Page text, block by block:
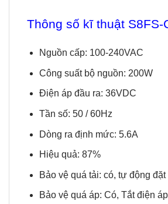
Thông số kĩ thuật S8FS-
Nguồn cấp: 100-240VAC
Công suất bộ nguồn: 200W
Điện áp đầu ra: 36VDC
Tần số: 50 / 60Hz
Dòng ra định mức: 5.6A
Hiệu quả: 87%
Bảo vệ quá tải: có, tự động đặt
Bảo vệ quá áp: Có, Tắt điện